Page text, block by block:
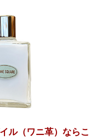
ル（ワニ革）ならこ